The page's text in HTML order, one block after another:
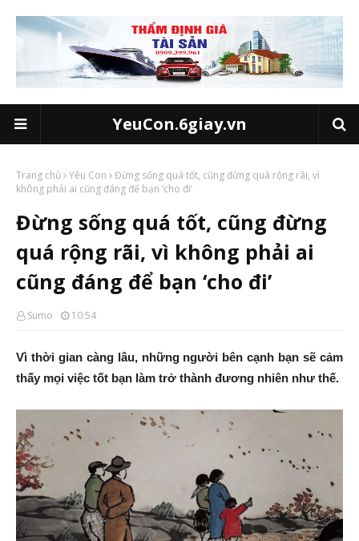
YeuCon.6giay.vn
Trang chủ Yêu Con
Đừng sống quá tốt, cũng đừng quá rộng rãi, vì
không phải ai cũng đáng để bạn ‘cho đi’
Đừng sống quá tốt, cũng đừng
quá rộng rãi, vì không phải ai
cũng đáng để bạn ‘cho đi’
Sumo 10:54
Vì thời gian càng lâu, những người bên cạnh bạn sẽ cảm
thấy mọi việc tốt bạn làm trở thành đương nhiên như thế.